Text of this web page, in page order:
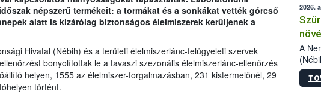
népszerű termékeit: a tormákat és a sonkákat vették górcső
alatt is kizárólag biztonságos élelmiszerek kerüljenek a
Hivatal (Nébih) és a területi élelmiszerlánc-felügyeleti szervek
bonyolítottak le a tavaszi szezonális élelmiszerlánc-ellenőrzés
helyen, 1555 az élelmiszer-forgalmazásban, 231 kistermelőnél, 29
történt.
2026.
A